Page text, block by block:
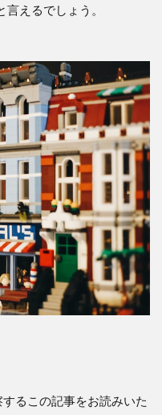
えるでしょう。
るこの記事をお読みいた